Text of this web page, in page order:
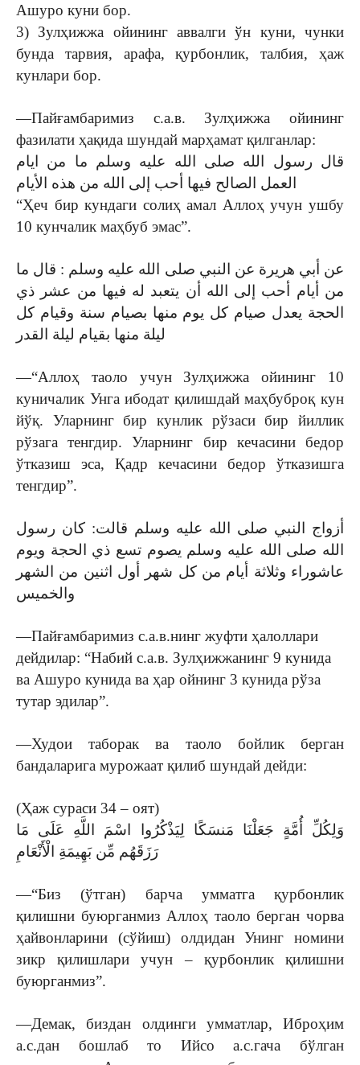
Ашуро куни бор.
3) Зулҳижжа ойининг аввалги ўн куни, чунки
бунда тарвия, арафа, қурбонлик, талбия, ҳаж
кунлари бор.
—Пайғамбаримиз с.а.в. Зулҳижжа ойининг
фазилати ҳақида шундай марҳамат қилганлар:
قال رسول الله صلى الله عليه وسلم ما من ايام
العمل الصالح فيها أحب إلى الله من هذه الأيام
“Ҳеч бир кундаги солиҳ амал Аллоҳ учун ушбу
10 кунчалик маҳбуб эмас”.
عن أبي هريرة عن النبي صلى الله عليه وسلم : قال ما
من أيام أحب إلى الله أن يتعبد له فيها من عشر ذي
الحجة يعدل صيام كل يوم منها بصيام سنة وقيام كل
ليلة منها بقيام ليلة القدر
—“Аллоҳ таоло учун Зулҳижжа ойининг 10
куничалик Унга ибодат қилишдай маҳбуброқ кун
йўқ. Уларнинг бир кунлик рўзаси бир йиллик
рўзага тенгдир. Уларнинг бир кечасини бедор
ўтказиш эса, Қадр кечасини бедор ўтказишга
тенгдир”.
أزواج النبي صلى الله عليه وسلم قالت: كان رسول
الله صلى الله عليه وسلم يصوم تسع ذي الحجة ويوم
عاشوراء وثلاثة أيام من كل شهر أول اثنين من الشهر
والخميس
—Пайғамбаримиз с.а.в.нинг жуфти ҳалоллари
дейдилар: “Набий с.а.в. Зулҳижжанинг 9 кунида
ва Ашуро кунида ва ҳар ойнинг 3 кунида рўза
тутар эдилар”.
—Худои таборак ва таоло бойлик берган
бандаларига мурожаат қилиб шундай дейди:
(Ҳаж сураси 34 – оят)
وَلِكُلِّ أُمَّةٍ جَعَلْنَا مَنسَكًا لِيَذْكُرُوا اسْمَ اللَّهِ عَلَى مَا
رَزَقَهُم مِّن بَهِيمَةِ الْأَنْعَامِ
—“Биз (ўтган) барча умматга қурбонлик
қилишни буюрганмиз Аллоҳ таоло берган чорва
ҳайвонларини (сўйиш) олдидан Унинг номини
зикр қилишлари учун – қурбонлик қилишни
буюрганмиз”.
—Демак, биздан олдинги умматлар, Иброҳим
а.с.дан бошлаб то Ийсо а.с.гача бўлган